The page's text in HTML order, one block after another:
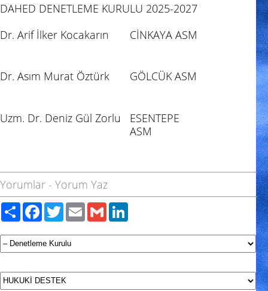
DAHED DENETLEME KURULU 2025-2027
Dr. Arif İlker Kocakarın
CİNKAYA ASM
Dr. Asım Murat Öztürk GÖLCÜK ASM
Uzm. Dr. Deniz Gül Zorlu
ESENTEPE
ASM
Yorumlar - Yorum Yaz
PaylaşFacebook
TwitterEmailGmail